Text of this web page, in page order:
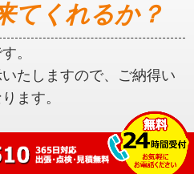
てくれるか？
。
たしますので、ご納得い
ます。
釜谷下山根エ